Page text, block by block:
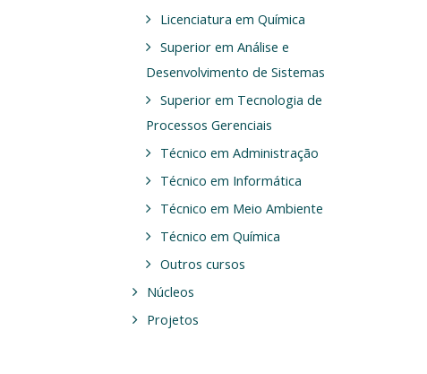
Licenciatura em Química
Superior em Análise e
Desenvolvimento de Sistemas
Superior em Tecnologia de
Processos Gerenciais
Técnico em Administração
Técnico em Informática
Técnico em Meio Ambiente
Técnico em Química
Outros cursos
Núcleos
Projetos